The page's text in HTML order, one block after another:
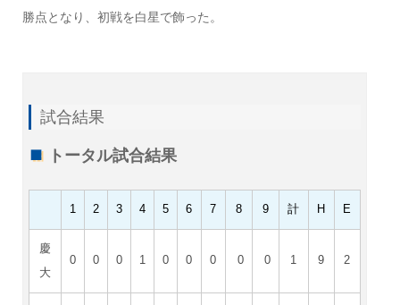
勝点となり、初戦を白星で飾った。
試合結果
トータル試合結果
1 2 3 4 5 6 7 8 9 計 H E
慶
大
0 0 0 1 0 0 0 0 0 1 9 2